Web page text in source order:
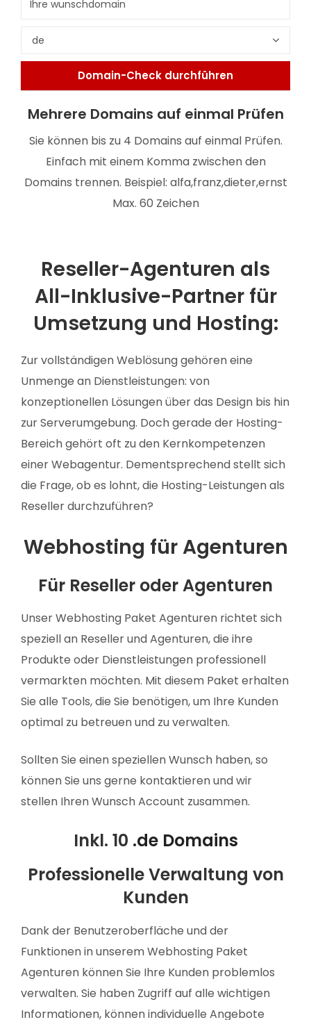
Mehrere Domains auf einmal Prüfen
Sie können bis zu 4 Domains auf einmal Prüfen.
Einfach mit einem Komma zwischen den
Domains trennen. Beispiel: alfa,franz,dieter,ernst
Max. 60 Zeichen
Reseller-Agenturen als
All-Inklusive-Partner für
Umsetzung und Hosting:
Zur vollständigen Weblösung gehören eine
Unmenge an Dienstleistungen: von
konzeptionellen Lösungen über das Design bis hin
zur Serverumgebung. Doch gerade der Hosting-
Bereich gehört oft zu den Kernkompetenzen
einer Webagentur. Dementsprechend stellt sich
die Frage, ob es lohnt, die Hosting-Leistungen als
Reseller durchzuführen?
Webhosting für Agenturen
Für Reseller oder Agenturen
Unser Webhosting Paket Agenturen richtet sich
speziell an Reseller und Agenturen, die ihre
Produkte oder Dienstleistungen professionell
vermarkten möchten. Mit diesem Paket erhalten
Sie alle Tools, die Sie benötigen, um Ihre Kunden
optimal zu betreuen und zu verwalten.
Sollten Sie einen speziellen Wunsch haben, so
können Sie uns gerne kontaktieren und wir
stellen Ihren Wunsch Account zusammen.
Inkl. 10 .de Domains
Professionelle Verwaltung von
Kunden
Dank der Benutzeroberfläche und der
Funktionen in unserem Webhosting Paket
Agenturen können Sie Ihre Kunden problemlos
verwalten. Sie haben Zugriff auf alle wichtigen
Informationen, können individuelle Angebote